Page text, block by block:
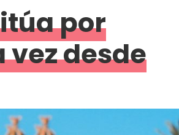
por
desde